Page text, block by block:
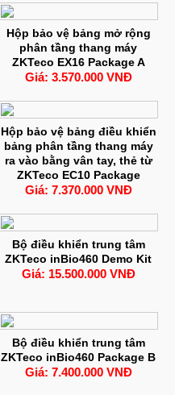
Hộp bảo vệ bảng mở rộng
phân tầng thang máy
ZKTeco EX16 Package A
Giá: 3.570.000 VNĐ
Hộp bảo vệ bảng điều khiển
bảng phân tầng thang máy
ra vào bằng vân tay, thẻ từ
ZKTeco EC10 Package
Giá: 7.370.000 VNĐ
Bộ điều khiển trung tâm
ZKTeco inBio460 Demo Kit
Giá: 15.500.000 VNĐ
Bộ điều khiển trung tâm
ZKTeco inBio460 Package B
Giá: 7.400.000 VNĐ